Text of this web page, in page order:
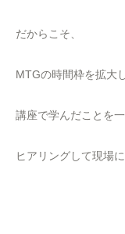
だからこそ、
MTGの時間枠を拡大
講座で学んだことを
ヒアリングして現場